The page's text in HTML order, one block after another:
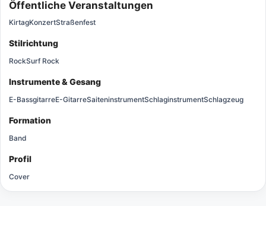
Öffentliche Veranstaltungen
KirtagKonzertStraßenfest
Stilrichtung
RockSurf Rock
Instrumente & Gesang
E-BassgitarreE-GitarreSaiteninstrumentSchlaginstrumentSchlagzeug
Formation
Band
Profil
Cover